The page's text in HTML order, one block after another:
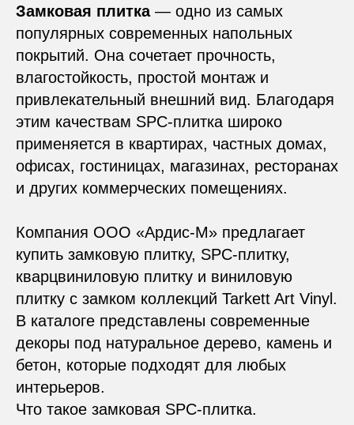
Замковая плитка— одно из самых
популярных современных напольных
покрытий. Она сочетает прочность,
влагостойкость, простой монтаж и
привлекательный внешний вид. Благодаря
этим качествам SPC-плитка широко
применяется в квартирах, частных домах,
офисах, гостиницах, магазинах, ресторанах
и других коммерческих помещениях.
Компания ООО «Ардис-М» предлагает
купить замковую плитку, SPC-плитку,
кварцвиниловую плитку и виниловую
плитку с замком коллекций Tarkett Art Vinyl.
В каталоге представлены современные
декоры под натуральное дерево, камень и
бетон, которые подходят для любых
интерьеров.
Что такое замковая SPC-плитка.